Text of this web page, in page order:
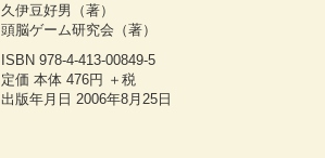
久伊豆好男
（著）
頭脳ゲーム研究会 （著）
ISBN 978-4-413-00849-5
定価 本体 476円 ＋税
出版年月日 2006年8月25日